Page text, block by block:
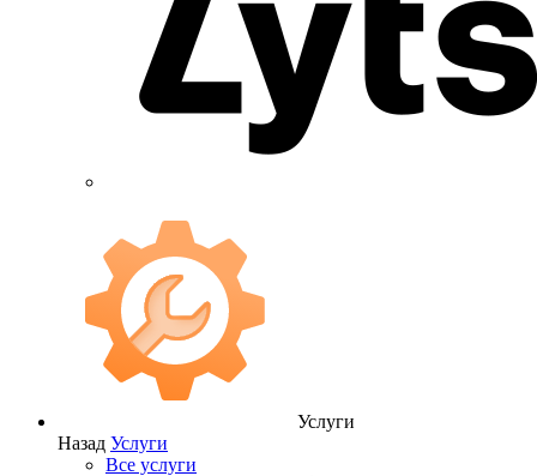
Услуги
Назад Услуги
Все услуги